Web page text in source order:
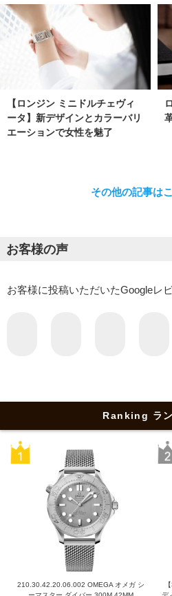
【ロンジン ミニドルチェヴィ
ータ】新デザインとカラーバリ
エーションで女性を魅了
その他の記事は
お客様の声
お客様に投稿いただいたGoogleレ
Ranking ラ
210.30.42.20.06.002 OMEGA オメガ シ